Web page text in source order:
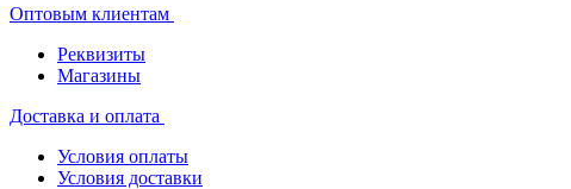
Оптовым клиентам
Реквизиты
Магазины
Доставка и оплата
Условия оплаты
Условия доставки